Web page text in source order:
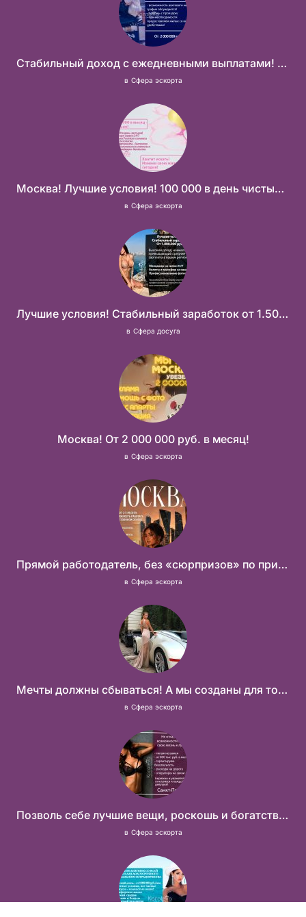
Стабильный доход с ежедневными выплатами! Без посредников
в Сфера эскорта
Москва! Лучшие условия! 100 000 в день чистыми!
в Сфера эскорта
Лучшие условия! Стабильный заработок от 1.500.000₽
в Сфера досуга
Москва! От 2 000 000 руб. в месяц!
в Сфера эскорта
Прямой работодатель, без «сюрпризов» по приезду
в Сфера эскорта
Мечты должны сбываться! А мы созданы для того что бы их осуществить!
в Сфера эскорта
Позволь себе лучшие вещи, роскошь и богатство. Наши условия тебе понравятся! Действительно отличные условия и поддержка!
в Сфера эскорта